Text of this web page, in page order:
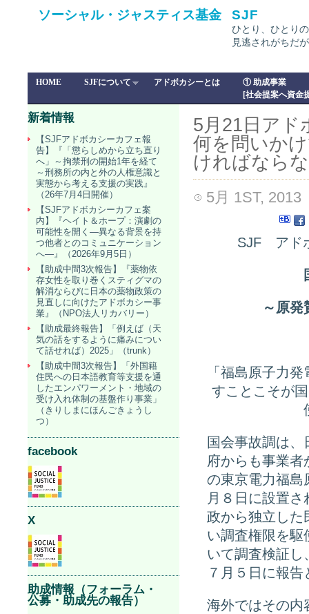
ソーシャル・ジャスティス基金 SJF
ひとり、ひとり
見逃されがちだ
HOME SJFについて アドボカシーとは
① 助成事業
[社会提案へ資金
5月21日アド
何を問いか
ければなら
5月 1ST, 2013
SJF アド
～原
「福島原子力
すことこそが
国会事故調は
府からも事業
の東京電力福島
月８日に設置
政から独立した
い調査権限を駆
いて調査検証し
７月５日に報
海外ではその内
新着情報
【SJFアドボカシーカフェ報
告】『「懲らしめから立ち直り
へ」～拘禁刑の開始1年を経て
～刑務所の内と外の人権意識と
実態から考える支援の実践』
（26年7月4日開催）
【SJFアドボカシーカフェ案
内】『ヘイト＆ホープ：演劇の
可能性を開く―異なる背景を持
つ他者とのコミュニケーション
へ―』（2026年9月5日）
【助成中間3次報告】『薬物依
存女性を取り巻くスティグマの
解消ならびに日本の薬物政策の
見直しに向けたアドボカシー事
業』（NPO法人リカバリー）
【助成最終報告】「例えば（天
気の話をするように痛みについ
て話せれば）2025」（trunk）
【助成中間3次報告】「外国籍
住民への日本語教育等支援を通
したエンパワーメント・地域の
受け入れ体制の基盤作り事業」
（きりしまにほんごきょうし
つ）
facebook
X
助成情報（フォーラム・
公募・助成先の報告）